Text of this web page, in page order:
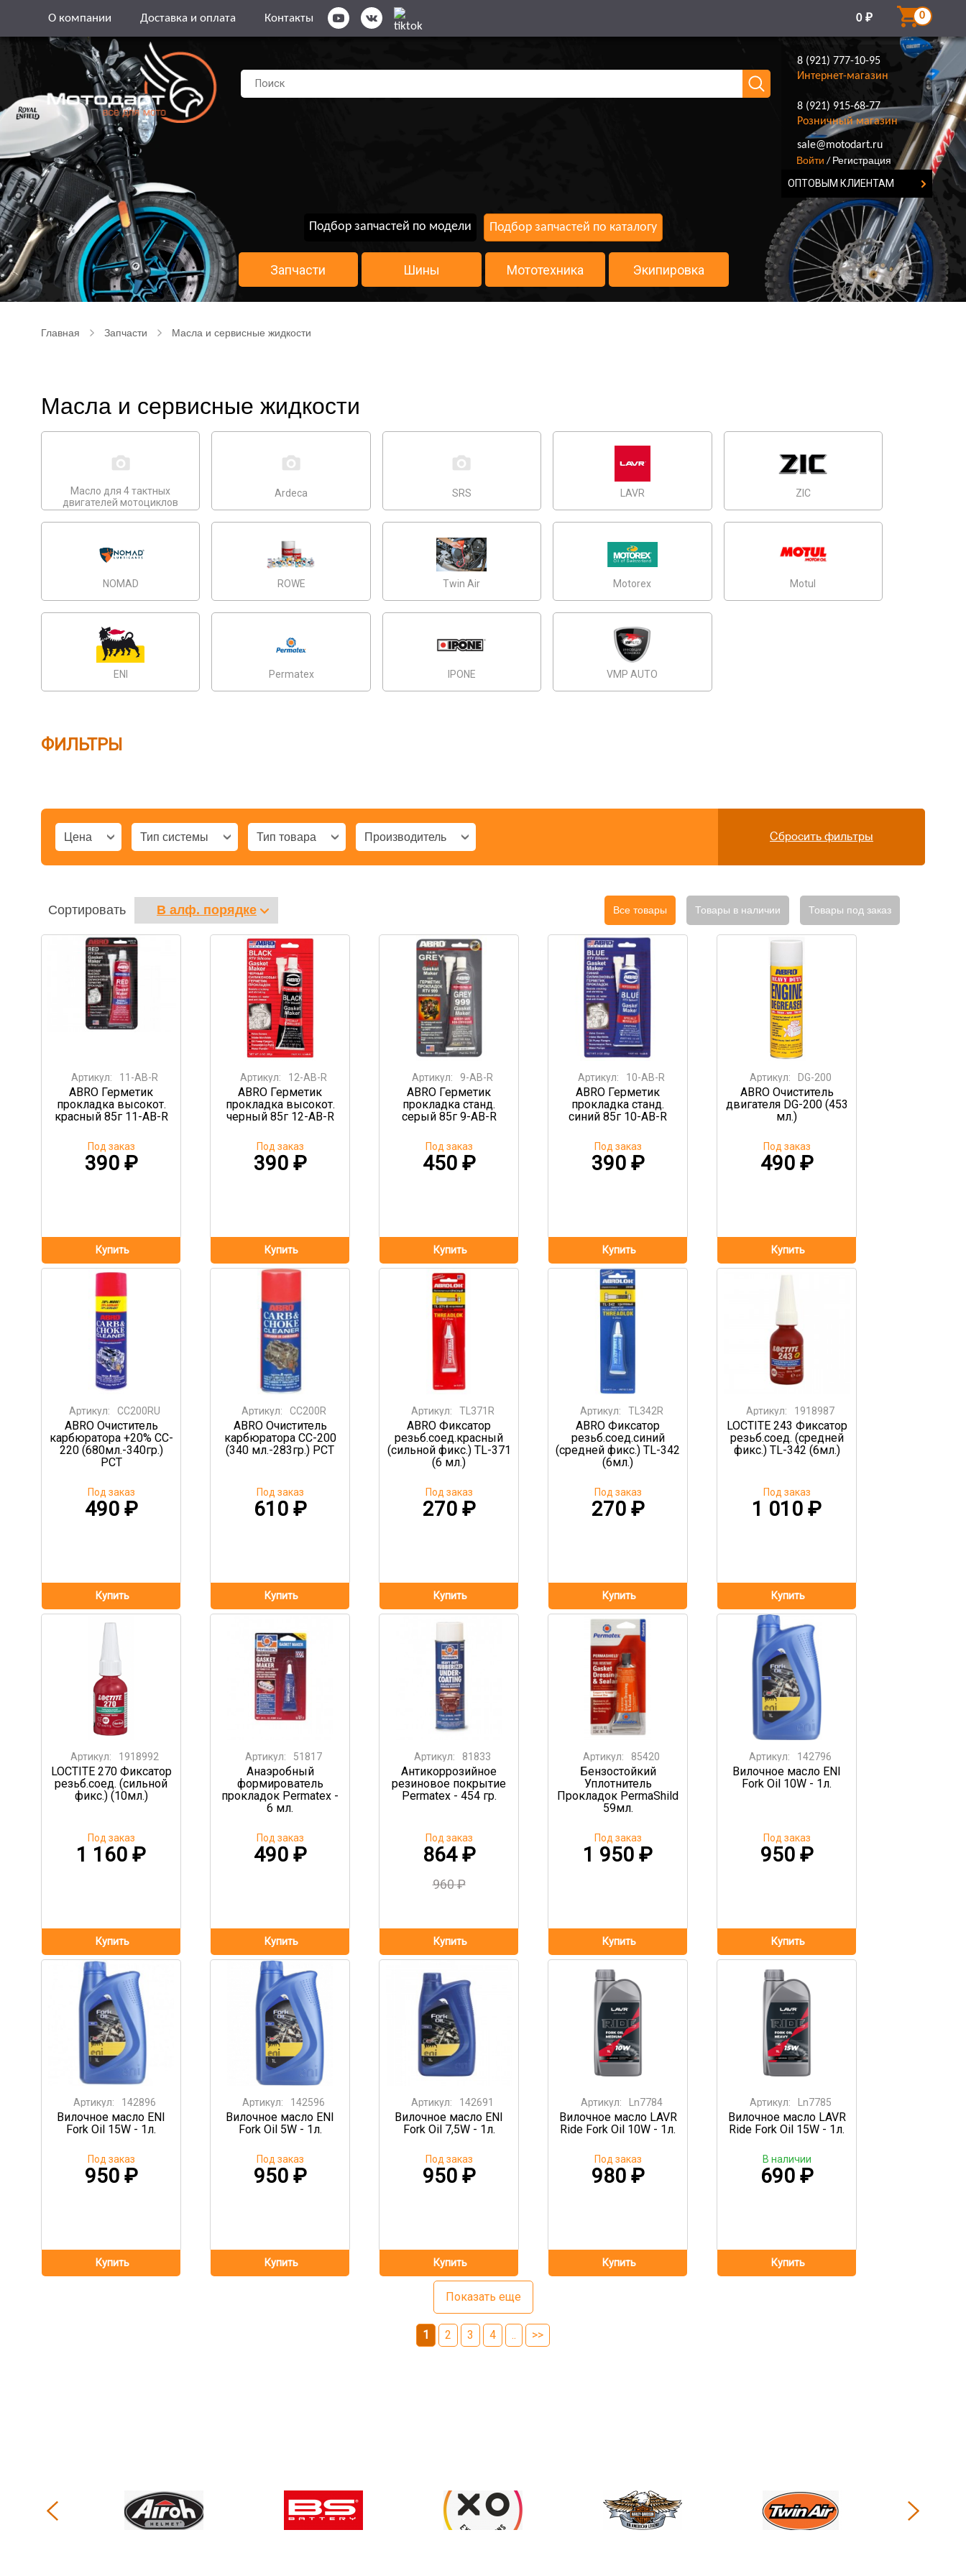
О компании Доставка и оплата Контакты 0 ₽ 0
8 (921) 777-10-95
Интернет-магазин
8 (921) 915-68-77
Розничный магазин
8 (921) 777-10-95
sale@motodart.ru
Войти / Регистрация
ОПТОВЫМ КЛИЕНТАМ
Подбор запчастей по модели Подбор запчастей по каталогу
Запчасти Шины Мототехника Экипировка
Главная Запчасти Масла и сервисные жидкости
Масла и сервисные жидкости
Масло для 4 тактных
двигателей мотоциклов
Ardeca SRS LAVR ZIC
NOMAD ROWE Twin Air Motorex Motul
ENI Permatex IPONE VMP AUTO
ФИЛЬТРЫ
Цена Тип системы Тип товара Производитель Сбросить фильтры
Все товары Товары в наличии Товары под заказ
Сортировать
Артикул: 11-AB-R
ABRO Герметик
прокладка высокот.
красный 85г 11-AB-R
390 ₽
Под заказ
Артикул: 12-AB-R
ABRO Герметик
прокладка высокот.
черный 85г 12-AB-R
390 ₽
Под заказ
Артикул: 9-AB-R
ABRO Герметик
прокладка станд.
серый 85г 9-AB-R
450 ₽
Под заказ
Артикул: 10-AB-R
ABRO Герметик
прокладка станд.
синий 85г 10-AB-R
390 ₽
Под заказ
Артикул: DG-200
ABRO Очиститель
двигателя DG-200 (453
мл.)
490 ₽
Под заказ
Артикул: CC200RU
ABRO Очиститель
карбюратора +20% CC-
220 (680мл.-340гр.)
РСТ
490 ₽
Под заказ
Артикул: CC200R
ABRO Очиститель
карбюратора CC-200
(340 мл.-283гр.) РСТ
610 ₽
Под заказ
Артикул: TL371R
ABRO Фиксатор
резьб.соед.красный
(сильной фикс.) TL-371
(6 мл.)
270 ₽
Под заказ
Артикул: TL342R
ABRO Фиксатор
резьб.соед.синий
(средней фикс.) TL-342
(6мл.)
270 ₽
Под заказ
Артикул: 1918987
LOCTITE 243 Фиксатор
резьб.соед. (средней
фикс.) TL-342 (6мл.)
1 010 ₽
Под заказ
Артикул: 1918992
LOCTITE 270 Фиксатор
резьб.соед. (сильной
фикс.) (10мл.)
1 160 ₽
Под заказ
Артикул: 51817
Анаэробный
формирователь
прокладок Permatex -
6 мл.
490 ₽
Под заказ
Артикул: 81833
Антикоррозийное
резиновое покрытие
Permatex - 454 гр.
960₽
864₽
Под заказ
Артикул: 85420
Бензостойкий
Уплотнитель
Прокладок PermaShild
59мл.
1 950 ₽
Под заказ
Артикул: 142796
Вилочное масло ENI
Fork Oil 10W - 1л.
950 ₽
Под заказ
Артикул: 142896
Вилочное масло ENI
Fork Oil 15W - 1л.
950 ₽
Под заказ
Артикул: 142596
Вилочное масло ENI
Fork Oil 5W - 1л.
950 ₽
Под заказ
Артикул: 142691
Вилочное масло ENI
Fork Oil 7,5W - 1л.
950 ₽
Под заказ
Артикул: Ln7784
Вилочное масло LAVR
Ride Fork Oil 10W - 1л.
980 ₽
Под заказ
Артикул: Ln7785
Вилочное масло LAVR
Ride Fork Oil 15W - 1л.
690 ₽
В наличии
Показать еще
1 2 3 4 .. >>